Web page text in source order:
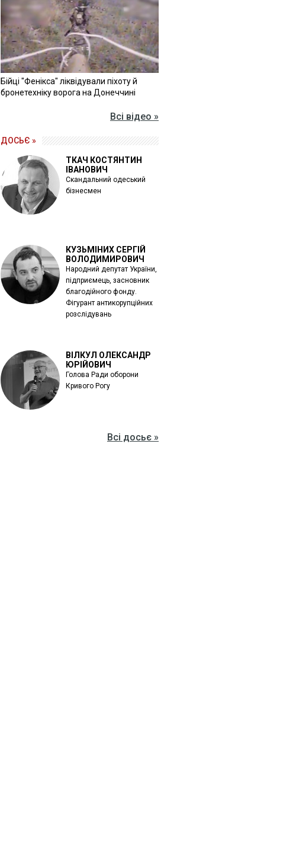
Бійці "Фенікса" ліквідували піхоту й
бронетехніку ворога на Донеччині
Всі відео »
ДОСЬЄ »
ТКАЧ КОСТЯНТИН
ІВАНОВИЧ
Скандальний одеський
бізнесмен
КУЗЬМІНИХ СЕРГІЙ
ВОЛОДИМИРОВИЧ
Народний депутат України,
підприємець, засновник
благодійного фонду.
Фігурант антикорупційних
розслідувань
ВІЛКУЛ ОЛЕКСАНДР
ЮРІЙОВИЧ
Голова Ради оборони
Кривого Рогу
Всі досьє »